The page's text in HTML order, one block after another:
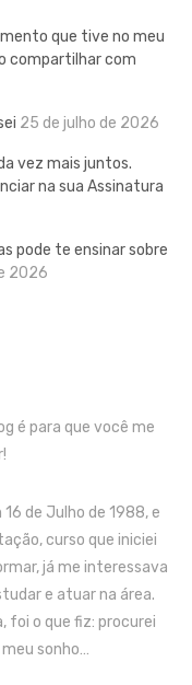
que tive no meu
compartilhar com
25 de julho de 2026
vez mais juntos.
na sua Assinatura
pode te ensinar sobre
2026
é para que você me
de Julho de 1988, e
curso que iniciei
já me interessava
e atuar na área.
foi o que fiz: procurei
sonho…